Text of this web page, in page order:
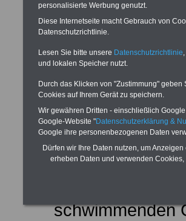
sind.3
dieselben
selbst in der
sein, werden für
Tätigkeit wie
behandelt.4Die
auch für
schwimmenden
personalisierte Werbung genutzt.
Diese Internetseite macht Gebrauch von
Datenschutzrichtlinie.
Lesen Sie bitte unsere Datenschutzrichtlinie
und lokalen Speicher nutzt.
Durch das Klicken von "Zustimmung"
Cookies auf Ihrem Gerät zu speichern.
Wir gewähren Dritten - einschließlich
Google-Website "Datenschutzerklärung &
Google ihre personenbezogenen Daten
Dürfen wir Ihre Daten nutzen, um
erheben Daten und verwenden